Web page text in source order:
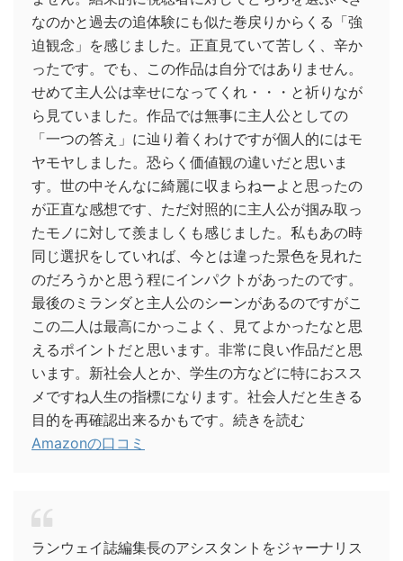
なのかと過去の追体験にも似た巻戻りからくる「強
迫観念」を感じました。正直見ていて苦しく、辛か
ったです。でも、この作品は自分ではありません。
せめて主人公は幸せになってくれ・・・と祈りなが
ら見ていました。作品では無事に主人公としての
「一つの答え」に辿り着くわけですが個人的にはモ
ヤモヤしました。恐らく価値観の違いだと思いま
す。世の中そんなに綺麗に収まらねーよと思ったの
が正直な感想です、ただ対照的に主人公が掴み取っ
たモノに対して羨ましくも感じました。私もあの時
同じ選択をしていれば、今とは違った景色を見れた
のだろうかと思う程にインパクトがあったのです。
最後のミランダと主人公のシーンがあるのですがこ
この二人は最高にかっこよく、見てよかったなと思
えるポイントだと思います。非常に良い作品だと思
います。新社会人とか、学生の方などに特におスス
メですね人生の指標になります。社会人だと生きる
目的を再確認出来るかもです。続きを読む
Amazonの口コミ
ランウェイ誌編集長のアシスタントをジャーナリス